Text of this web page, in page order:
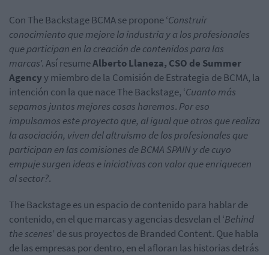
Con The Backstage BCMA se propone ‘Construir
conocimiento que mejore la industria y a los profesionales
que participan en la creación de contenidos para las
marcas’. Así resumeAlberto Llaneza, CSO de Summer
Agencyy miembro de la Comisión de Estrategia de BCMA, la
intención con la que nace The Backstage, ‘Cuanto más
sepamos juntos mejores cosas haremos. Por eso
impulsamos este proyecto que, al igual que otros que realiza
la asociación, viven del altruismo de los profesionales que
participan en las comisiones de BCMA SPAIN y de cuyo
empuje surgen ideas e iniciativas con valor que enriquecen
al sector?.
The Backstage es un espacio de contenido para hablar de
contenido, en el que marcas y agencias desvelan el ‘Behind
the scenes’ de sus proyectos de Branded Content. Que habla
de las empresas por dentro, en el afloran las historias detrás